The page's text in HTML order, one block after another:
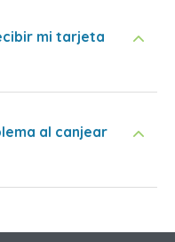
mi tarjeta
al canjear